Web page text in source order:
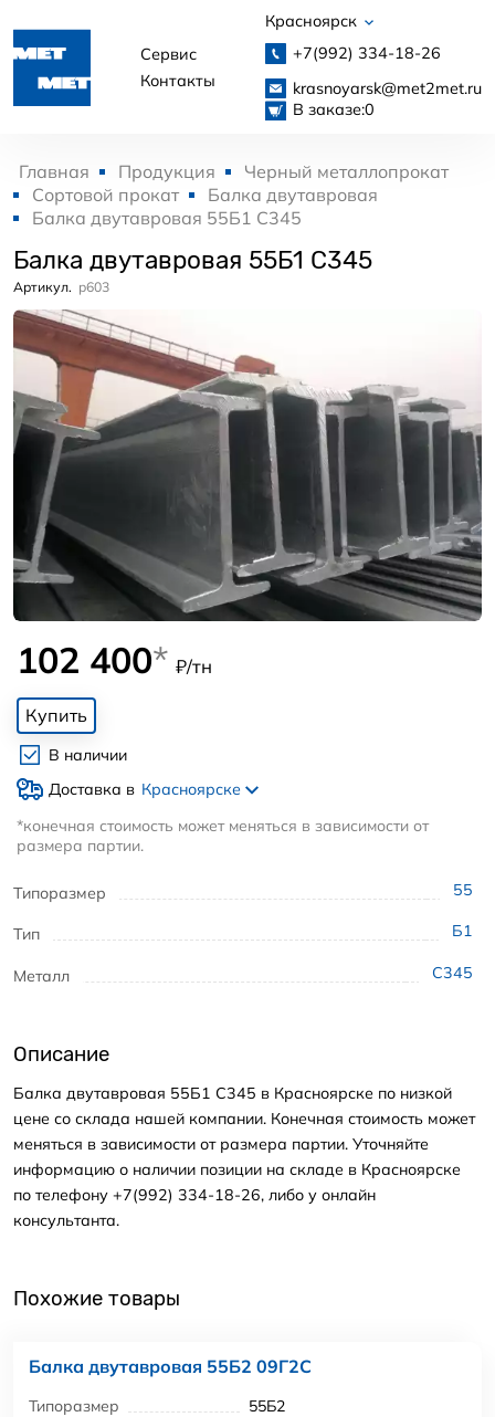
Сервис
Контакты
Красноярск
+7(992) 334-18-26
krasnoyarsk@met2met.ru
В заказе:0
Главная Продукция
Черный металлопрокат
Сортовой прокат
Балка двутавровая
Балка двутавровая 55Б1 С345
Балка двутавровая 55Б1 С345
Артикул. p603
Типоразмер 55
Тип Б1
Металл С345
102 400* ₽/тн
Купить
В наличии
Доставка в Красноярске
*конечная стоимость может меняться в зависимости от
размера партии.
Описание
Балка двутавровая 55Б1 С345 в Красноярске по низкой
цене со склада нашей компании. Конечная стоимость может
меняться в зависимости от размера партии. Уточняйте
информацию о наличии позиции на складе в Красноярске
по телефону +7(992) 334-18-26, либо у онлайн
консультанта.
Похожие товары
Балка двутавровая 55Б2 09Г2С
Типоразмер
55Б2